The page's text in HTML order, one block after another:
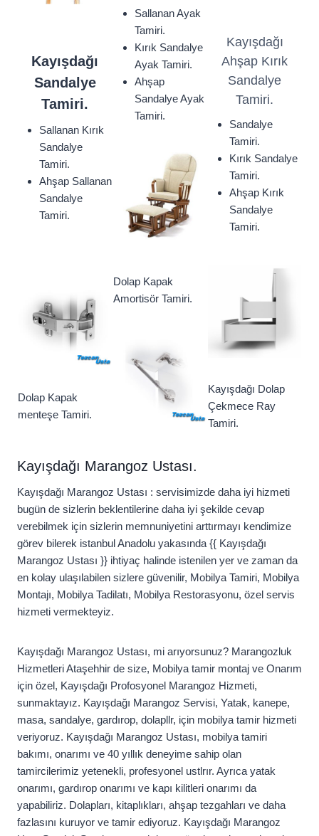
Kayışdağı
Sandalye
Tamiri.
Sallanan Kırık
Sandalye
Tamiri.
Ahşap Sallanan
Sandalye
Tamiri.
Sallanan Ayak
Tamiri.
Kırık Sandalye
Ayak Tamiri.
Ahşap
Sandalye Ayak
Tamiri.
Kayışdağı
Ahşap Kırık
Sandalye
Tamiri.
Sandalye
Tamiri.
Kırık Sandalye
Tamiri.
Ahşap Kırık
Sandalye
Tamiri.
Dolap Kapak
menteşe Tamiri.
Dolap Kapak
Amortisör Tamiri.
Kayışdağı Dolap
Çekmece Ray
Tamiri.
Kayışdağı Marangoz Ustası.
Kayışdağı Marangoz Ustası : servisimizde daha iyi hizmeti
bugün de sizlerin beklentilerine daha iyi şekilde cevap
verebilmek için sizlerin memnuniyetini arttırmayı kendimize
görev bilerek istanbul Anadolu yakasında {{ Kayışdağı
Marangoz Ustası }} ihtiyaç halinde istenilen yer ve zaman da
en kolay ulaşılabilen sizlere güvenilir, Mobilya Tamiri, Mobilya
Montajı, Mobilya Tadilatı, Mobilya Restorasyonu, özel servis
hizmeti vermekteyiz.
Kayışdağı Marangoz Ustası, mi arıyorsunuz? Marangozluk
Hizmetleri Ataşehhir de size, Mobilya tamir montaj ve Onarım
için özel, Kayışdağı Profosyonel Marangoz Hizmeti,
sunmaktayız. Kayışdağı Marangoz Servisi, Yatak, kanepe,
masa, sandalye, gardırop, dolapllr, için mobilya tamir hizmeti
veriyoruz. Kayışdağı Marangoz Ustası, mobilya tamiri
bakımı, onarımı ve 40 yıllık deneyime sahip olan
tamircilerimiz yetenekli, profesyonel ustlrır. Ayrıca yatak
onarımı, gardırop onarımı ve kapı kilitleri onarımı da
yapabiliriz. Dolapları, kitaplıkları, ahşap tezgahları ve daha
fazlasını kuruyor ve tamir ediyoruz. Kayışdağı Marangoz